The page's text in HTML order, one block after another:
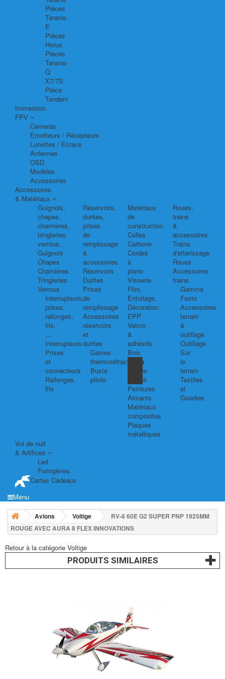
Pièces
Taranis-
E
Pièces
Horus
Pièces
Taranis-
Q
X7/7S
Pièce
Tandem
Immersion
FPV
Cameras
Emetteurs / Récepteurs
Lunettes / Ecrans
Antennes
OSD
Modèles
Accessoires
Accessoires
& Matériaux
Guignols,
chapes,
charnières,
tringleries,
verrous...
Guignols
Chapes
Charnières
Tringleries
Verrous
Interrupteurs,
prises,
rallonges,
fils,
...
Interrupteurs
Prises
et
connecteurs
Rallonges,
fils
Réservoirs,
durites,
prises
de
remplissage
&
accessoires
Réservoirs
Durites
Prises
de
remplissage
Accessoires
réservoirs
et
durites
Gaines
thermorétractables
Buste
pilote
Matériaux
de
construction
Colles
Carbone
Cordes
à
piano
Visserie
Film,
Entoilage,
Décoration
EPP
Velcro
&
adhésifs
Bois
Balsa
Contre-
plaqué
Peintures
Aimants
Matériaux
composites
Plaques
métalliques
Roues,
trains
&
accessoires
Trains
d'atterissage
Roues
Accessoires
trains
Gamme
Festo
Accessoires
terrain
&
outillage
Outillage
Sur
le
terrain
Textiles
et
Goodies
Vol de nuit
& Artifices
Led
Fumigènes
Cartes Cadeaux
Menu
Avions Voltige
RV-8 60E G2 SUPER PNP 1925MM
ROUGE AVEC AURA 8 FLEX INNOVATIONS
Retour à la catégorie Voltige
PRODUITS SIMILAIRES